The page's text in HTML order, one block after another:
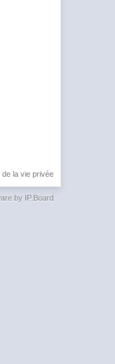
de la vie privée
by IP.Board